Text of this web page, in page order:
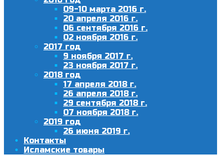
09-10 марта 2016 г.
20 апреля 2016 г.
06 сентября 2016 г.
02 ноября 2016 г.
2017 год
9 ноября 2017 г.
23 ноября 2017 г.
2018 год
17 апреля 2018 г.
26 апреля 2018 г.
29 сентября 2018 г.
07 ноября 2018 г.
2019 год
26 июня 2019 г.
Контакты
Исламские товары